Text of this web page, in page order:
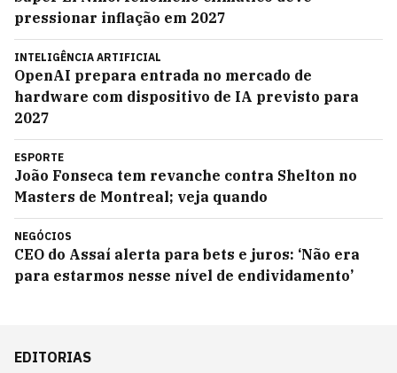
pressionar inflação em 2027
INTELIGÊNCIA ARTIFICIAL
OpenAI prepara entrada no mercado de
hardware com dispositivo de IA previsto para
2027
ESPORTE
João Fonseca tem revanche contra Shelton no
Masters de Montreal; veja quando
NEGÓCIOS
CEO do Assaí alerta para bets e juros: ‘Não era
para estarmos nesse nível de endividamento’
EDITORIAS